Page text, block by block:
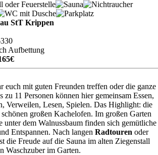
StT Krippen
Aufbettung
euch mit guten Freunden treffen oder die ganze
zu 11 Personen können hier gemeinsam Essen,
Verweilen, Lesen, Spielen. Das Highlight: die
großen Kachelofen. Im großen Garten
unter dem Walnussbaum finden sich gemütliche
Entspannen. Nach langen Radtouren oder
die Freude auf die Sauna im alten Ziegenstall
Waschzuber im Garten.